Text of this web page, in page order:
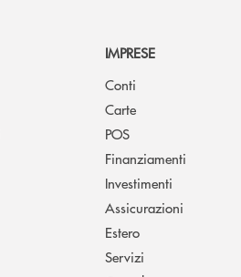
IMPRESE
Conti
Carte
POS
Finanziamenti
Investimenti
Assicurazioni
Estero
Servizi